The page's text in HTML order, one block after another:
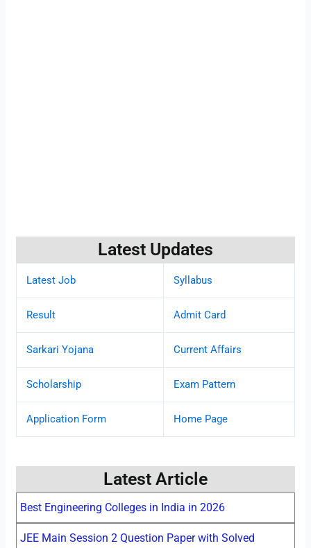
Latest Updates
Latest Job Syllabus
Result Admit Card
Sarkari Yojana Current Affairs
Scholarship Exam Pattern
Application Form Home Page
Latest Article
Best Engineering Colleges in India in 2026
JEE Main Session 2 Question Paper with Solved